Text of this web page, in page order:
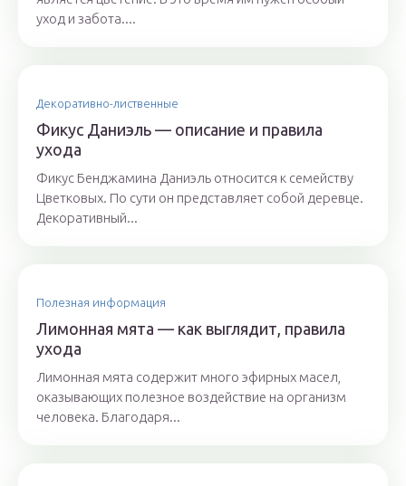
уход и забота....
Декоративно-лиственные
Фикус Даниэль — описание и правила
ухода
Фикус Бенджамина Даниэль относится к семейству
Цветковых. По сути он представляет собой деревце.
Декоративный...
Полезная информация
Лимонная мята — как выглядит, правила
ухода
Лимонная мята содержит много эфирных масел,
оказывающих полезное воздействие на организм
человека. Благодаря...